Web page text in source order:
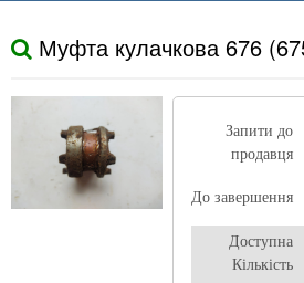
Муфта кулачкова 676
Запити до
продавця
До завершення
Доступна
Кількість